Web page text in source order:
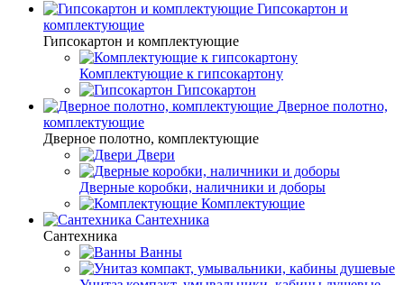
Гипсокартон и
комплектующие
Гипсокартон и комплектующие
Комплектующие к гипсокартону
Гипсокартон
Дверное полотно,
комплектующие
Дверное полотно, комплектующие
Двери
Дверные коробки, наличники и доборы
Комплектующие
Сантехника
Сантехника
Ванны